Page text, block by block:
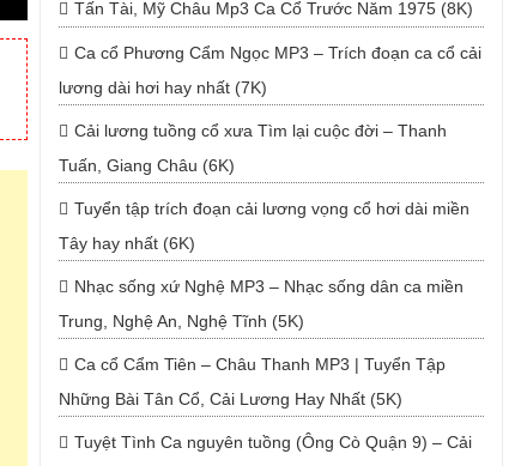
Tấn Tài, Mỹ Châu Mp3 Ca Cổ Trước Năm 1975 (8K)
Ca cổ Phương Cẩm Ngọc MP3 – Trích đoạn ca cổ cải
lương dài hơi hay nhất (7K)
Cải lương tuồng cổ xưa Tìm lại cuộc đời – Thanh
Tuấn, Giang Châu (6K)
Tuyển tập trích đoạn cải lương vọng cổ hơi dài miền
Tây hay nhất (6K)
Nhạc sống xứ Nghệ MP3 – Nhạc sống dân ca miền
Trung, Nghệ An, Nghệ Tĩnh (5K)
Ca cổ Cẩm Tiên – Châu Thanh MP3 | Tuyển Tập
Những Bài Tân Cổ, Cải Lương Hay Nhất (5K)
Tuyệt Tình Ca nguyên tuồng (Ông Cò Quận 9) – Cải